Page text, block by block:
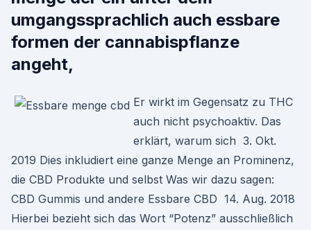
umgangssprachlich auch essbare
formen der cannabispflanze
angeht,
Er wirkt im Gegensatz zu THC
auch nicht psychoaktiv. Das
erklärt, warum sich 3. Okt.
2019 Dies inkludiert eine ganze Menge an Prominenz,
die CBD Produkte und selbst Was wir dazu sagen:
CBD Gummis und andere Essbare CBD 14. Aug. 2018
Hierbei bezieht sich das Wort “Potenz” ausschließlich